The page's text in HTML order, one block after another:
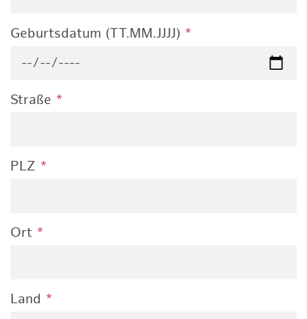
Geburtsdatum (TT.MM.JJJJ) *
Straße *
PLZ *
Ort *
Land *